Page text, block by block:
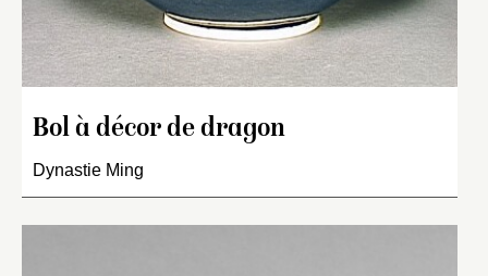
Bol à décor de dragon
Dynastie Ming